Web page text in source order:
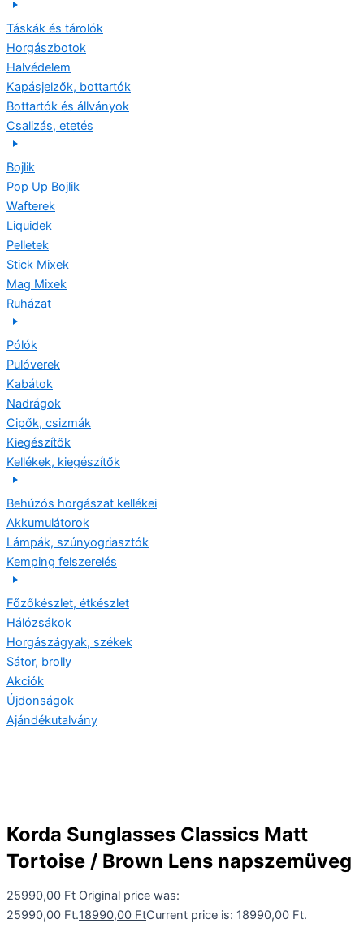
Táskák és tárolók
Horgászbotok
Halvédelem
Kapásjelzők, bottartók
Bottartók és állványok
Csalizás, etetés
Bojlik
Pop Up Bojlik
Wafterek
Liquidek
Pelletek
Stick Mixek
Mag Mixek
Ruházat
Pólók
Pulóverek
Kabátok
Nadrágok
Cipők, csizmák
Kiegészítők
Kellékek, kiegészítők
Behúzós horgászat kellékei
Akkumulátorok
Lámpák, szúnyogriasztók
Kemping felszerelés
Főzőkészlet, étkészlet
Hálózsákok
Horgászágyak, székek
Sátor, brolly
Akciók
Újdonságok
Ajándékutalvány
Korda Sunglasses Classics Matt
Tortoise / Brown Lens napszemüveg
25990,00Ft Original price was:
25990,00 Ft.18990,00 FtCurrent price is: 18990,00 Ft.